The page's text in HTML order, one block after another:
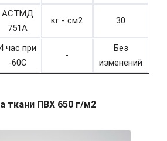
АСТМД
751А
кг - см2 30
4 час при
-60С
-
Без
изменений
ткани ПВХ 650 г/м2